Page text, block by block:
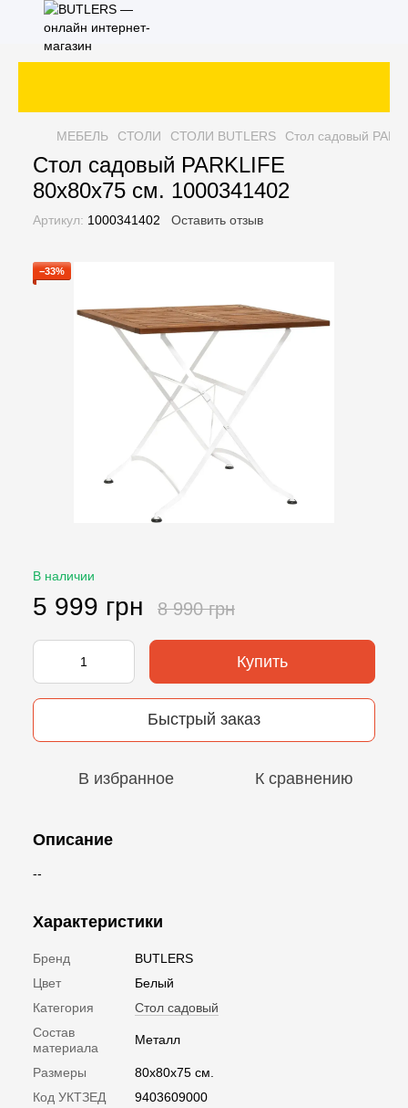
МЕБЕЛЬ СТОЛИ СТОЛИ BUTLERS Стол садовый
Стол садовый PARKLIFE
80х80х75 см. 1000341402
Артикул: 1000341402 Оставить отзыв
−33%
В наличии
5 999 грн 8 990 грн
Купить
Быстрый заказ
В избранное К сравнению
Описание
--
Характеристики
Бренд
BUTLERS
Цвет
Белый
Категория
Стол садовый
Состав
материала
Металл
Размеры
80х80х75 см.
Код УКТЗЕД
9403609000